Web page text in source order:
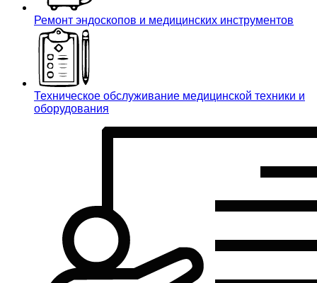
Ремонт эндоскопов и медицинских инструментов
Техническое обслуживание медицинской техники и
оборудования